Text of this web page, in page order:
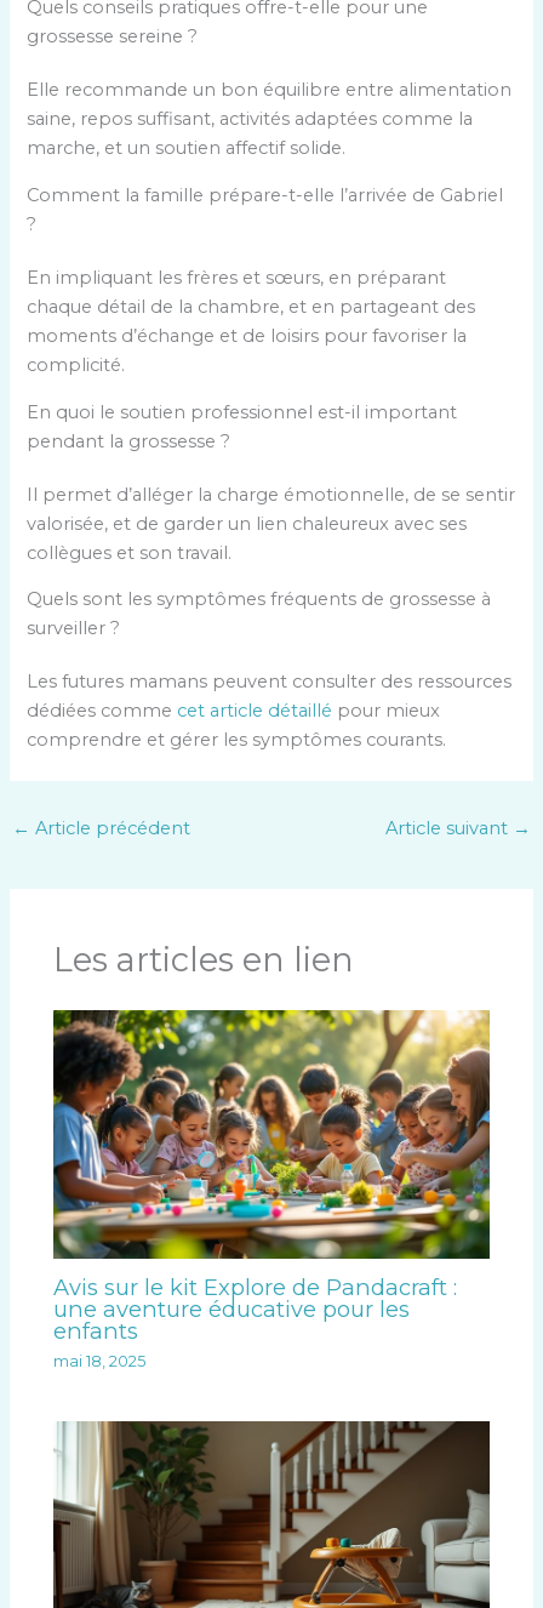
Quels conseils pratiques offre-t-elle pour une
grossesse sereine ?
Elle recommande un bon équilibre entre alimentation
saine, repos suffisant, activités adaptées comme la
marche, et un soutien affectif solide.
Comment la famille prépare-t-elle l’arrivée de Gabriel
?
En impliquant les frères et sœurs, en préparant
chaque détail de la chambre, et en partageant des
moments d’échange et de loisirs pour favoriser la
complicité.
En quoi le soutien professionnel est-il important
pendant la grossesse ?
Il permet d’alléger la charge émotionnelle, de se sentir
valorisée, et de garder un lien chaleureux avec ses
collègues et son travail.
Quels sont les symptômes fréquents de grossesse à
surveiller ?
Les futures mamans peuvent consulter des ressources
dédiées comme cet article détaillé pour mieux
comprendre et gérer les symptômes courants.
← Article précédent Article suivant →
Les articles en lien
Avis sur le kit Explore de Pandacraft :
une aventure éducative pour les
enfants
mai 18, 2025